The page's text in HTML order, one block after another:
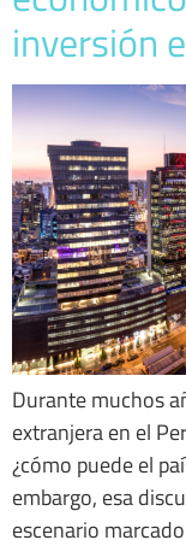
inversión
Durante muchos
extranjera en el
¿cómo puede el
embargo, esa
escenario